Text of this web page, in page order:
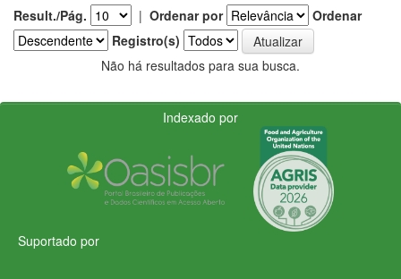
Result./Pág. | Ordenar por
Ordenar
Registro(s)
Não há resultados para sua busca.
Indexado por
Suportado por